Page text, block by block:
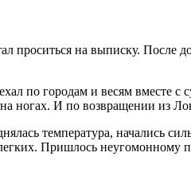
проситься на выписку. После
по городам и весям вместе
ногах. И по возвращении из
температура, начались
Пришлось неугомонному